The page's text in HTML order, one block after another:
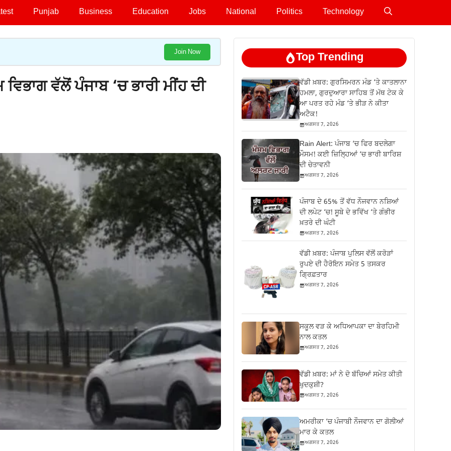
Punjab Business Education Jobs National Politics Technology
Join Now
ਵੱਲੋਂ ਪੰਜਾਬ ‘ਚ ਭਾਰੀ ਮੀਂਹ ਦੀ
Top Trending
ਵੱਡੀ ਖ਼ਬਰ: ਗੁਰਸਿਮਰਨ ਮੰਡ ‘ਤੇ ਕਾਤਲਾਨਾ
ਹਮਲਾ, ਗੁਰਦੁਆਰਾ ਸਾਹਿਬ ਤੋਂ ਮੱਥ ਟੇਕ ਕੇ
ਆ ਪਰਤ ਰਹੇ ਮੰਡ ‘ਤੇ ਭੀੜ ਨੇ ਕੀਤਾ
ਅਟੈਕ!
ਅਗਸਤ 7, 2026
Rain Alert: ਪੰਜਾਬ ‘ਚ ਫਿਰ ਬਦਲੇਗਾ
ਮੌਸਮ! ਕਈ ਜ਼ਿਲ੍ਹਿਆਂ ‘ਚ ਭਾਰੀ ਬਾਰਿਸ਼
ਦੀ ਚੇਤਾਵਨੀ
ਅਗਸਤ 7, 2026
ਪੰਜਾਬ ਦੇ 65% ਤੋਂ ਵੱਧ ਨੌਜਵਾਨ ਨਸ਼ਿਆਂ
ਦੀ ਲਪੇਟ ‘ਚ! ਸੂਬੇ ਦੇ ਭਵਿੱਖ ‘ਤੇ ਗੰਭੀਰ
ਖ਼ਤਰੇ ਦੀ ਘੰਟੀ
ਅਗਸਤ 7, 2026
ਵੱਡੀ ਖ਼ਬਰ: ਪੰਜਾਬ ਪੁਲਿਸ ਵੱਲੋਂ ਕਰੋੜਾਂ
ਰੁਪਏ ਦੀ ਹੈਰੋਇਨ ਸਮੇਤ 5 ਤਸਕਰ
ਗ੍ਰਿਫ਼ਤਾਰ
ਅਗਸਤ 7, 2026
ਸਕੂਲ ਵੜ ਕੇ ਅਧਿਆਪਕਾ ਦਾ ਬੇਰਹਿਮੀ
ਨਾਲ ਕਤਲ
ਅਗਸਤ 7, 2026
ਵੱਡੀ ਖ਼ਬਰ: ਮਾਂ ਨੇ ਦੋ ਬੱਚਿਆਂ ਸਮੇਤ ਕੀਤੀ
ਖੁਦਕੁਸ਼ੀ?
ਅਗਸਤ 7, 2026
ਅਮਰੀਕਾ ‘ਚ ਪੰਜਾਬੀ ਨੌਜਵਾਨ ਦਾ ਗੋਲੀਆਂ
ਮਾਰ ਕੇ ਕਤਲ
ਅਗਸਤ 7, 2026